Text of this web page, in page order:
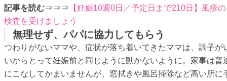
記事を読む⇒⇒⇒ 【妊娠10週0日／予定日まで210日】風疹の
検査を受けましょう
無理せず、パパに協力してもらう
つわりがないママや、症状が落ち着いてきたママは、調子が
いからとって妊娠前と同じように動かないように。家事は普
にこなしてかまいませんが、窓拭きや風呂掃除など高い所に